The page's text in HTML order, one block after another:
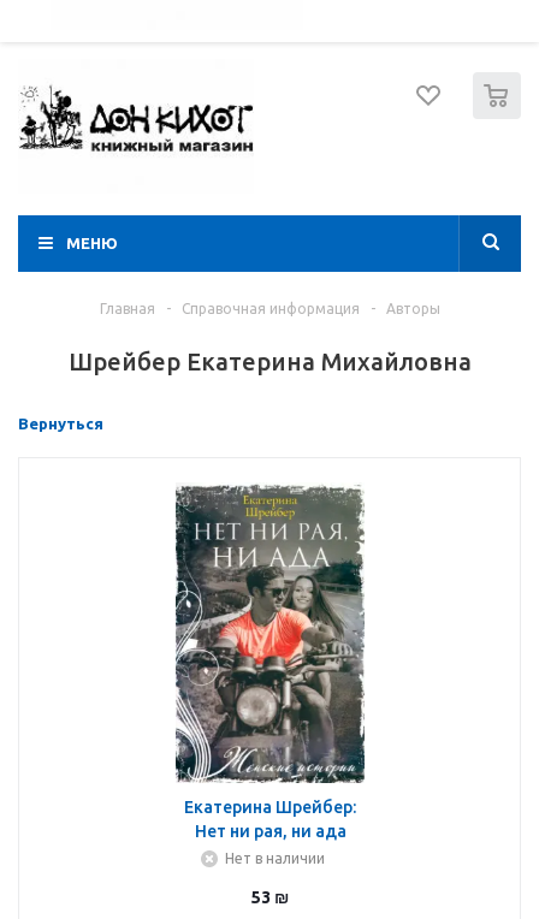
МЕНЮ
Главная - Справочная информация - Авторы
Шрейбер Екатерина Михайловна
Вернуться
Екатерина Шрейбер:
Нет ни рая, ни ада
Нет в наличии
53 ₪